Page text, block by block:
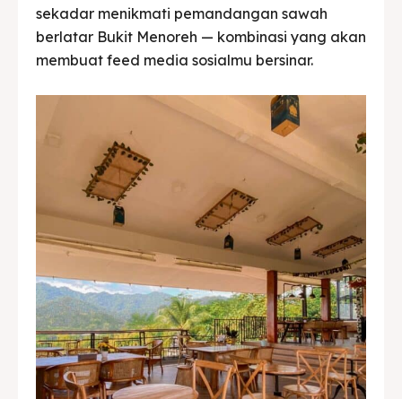
sekadar menikmati pemandangan sawah
berlatar Bukit Menoreh — kombinasi yang akan
membuat feed media sosialmu bersinar.